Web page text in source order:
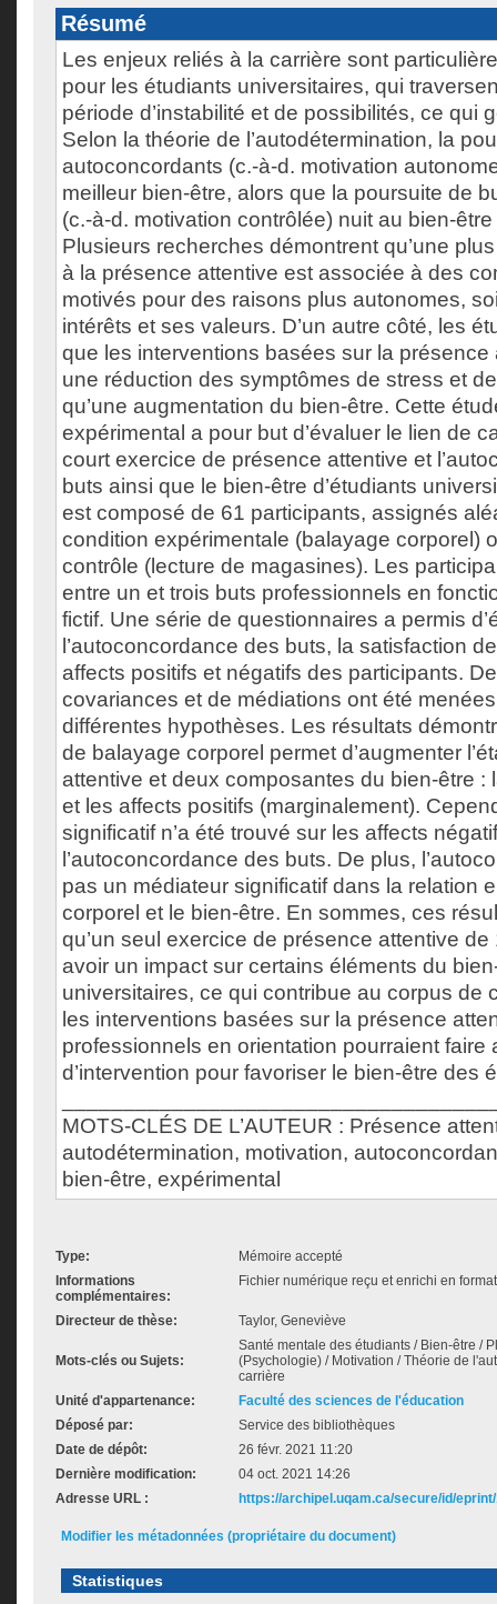
Résumé
Les enjeux reliés à la carrière sont
pour les étudiants universitaires, qui
période d’instabilité et de possibilités, ce qui
Selon la théorie de l’autodétermination, la
autoconcordants (c.-à-d. motivation
meilleur bien-être, alors que la poursuite de
(c.-à-d. motivation contrôlée) nuit au bien-
Plusieurs recherches démontrent qu’une
à la présence attentive est associée à des
motivés pour des raisons plus autonomes,
intérêts et ses valeurs. D’un autre côté, les
que les interventions basées sur la présence
une réduction des symptômes de stress et
qu’une augmentation du bien-être. Cette
expérimental a pour but d’évaluer le lien de
court exercice de présence attentive et
buts ainsi que le bien-être d’étudiants
est composé de 61 participants, assignés
condition expérimentale (balayage corporel)
contrôle (lecture de magasines). Les
entre un et trois buts professionnels en
fictif. Une série de questionnaires a permis
l’autoconcordance des buts, la satisfaction
affects positifs et négatifs des participants.
covariances et de médiations ont été
différentes hypothèses. Les résultats
de balayage corporel permet d’augmenter
attentive et deux composantes du bien-être :
et les affects positifs (marginalement).
significatif n’a été trouvé sur les affects
l’autoconcordance des buts. De plus,
pas un médiateur significatif dans la relation
corporel et le bien-être. En sommes, ces
qu’un seul exercice de présence attentive
avoir un impact sur certains éléments du
universitaires, ce qui contribue au corpus de
les interventions basées sur la présence
professionnels en orientation pourraient faire
d’intervention pour favoriser le bien-être des
MOTS-CLÉS DE L’AUTEUR : Présence
autodétermination, motivation,
bien-être, expérimental
Type:
Mémoire accepté
Informations
complémentaires:
Fichier numérique reçu et enrichi en
Directeur de thèse: Taylor, Geneviève
Mots-clés ou Sujets:
Santé mentale des étudiants / Bien-être /
(Psychologie) / Motivation / Théorie de
carrière
Unité d'appartenance:
Faculté des sciences de l'éducation
Déposé par:
Service des bibliothèques
Date de dépôt:
26 févr. 2021 11:20
Dernière modification:
04 oct. 2021 14:26
Adresse URL :
https://archipel.uqam.ca/secure/id/
Modifier les métadonnées (propriétaire du document)
Statistiques